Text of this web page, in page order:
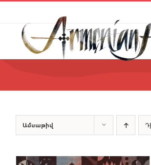
content
Ամսաթիվ